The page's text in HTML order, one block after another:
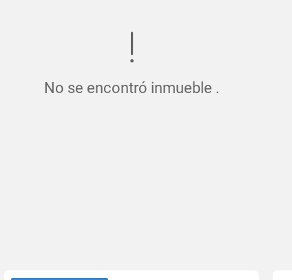
No se encontró inmueble .